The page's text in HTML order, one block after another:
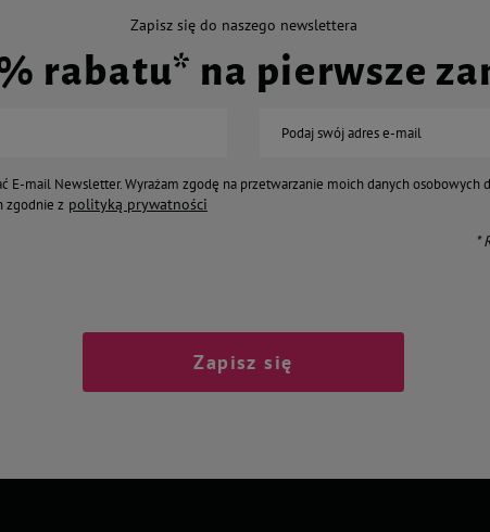
Zapisz się do naszego newslettera
rabatu* na pierwsze
Podaj swój adres e-mail
E-mail Newsletter. Wyrażam zgodę na przetwarzanie moich danych osobowych
zgodnie z polityką prywatności
*
Zapisz się